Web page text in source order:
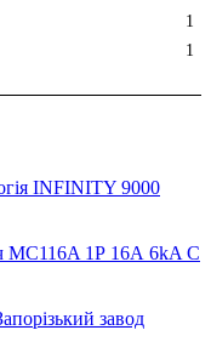
4
4
8
1
1
INFINITY 9000
MC116A 1Р 16А 6kA C
завод